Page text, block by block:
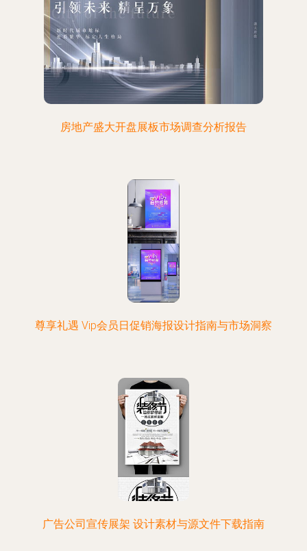
房地产盛大开盘展板市场调查分析报告
尊享礼遇 Vip会员日促销海报设计指南与市场洞察
广告公司宣传展架 设计素材与源文件下载指南